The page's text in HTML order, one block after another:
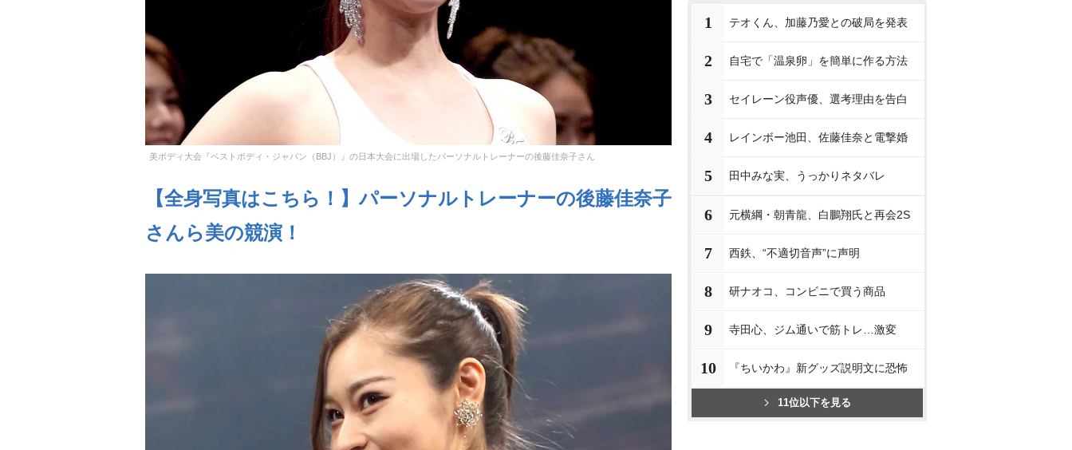
美ボディ大会『ベストボディ・ジャパン（BBJ）』の日本大会に出場したパーソナルトレーナーの後藤佳奈子さん
【全身写真はこちら！】パーソナルトレーナーの後藤佳奈子
さんら美の競演！
1 テオくん、加藤乃愛との破局を発表
2 自宅で「温泉卵」を簡単に作る方法
3 セイレーン役声優、選考理由を告白
4 レインボー池田、佐藤佳奈と電撃婚
5 田中みな実、うっかりネタバレ
6 元横綱・朝青龍、白鵬翔氏と再会2S
7 西鉄、“不適切音声”に声明
8 研ナオコ、コンビニで買う商品
9 寺田心、ジム通いで筋トレ…激変
10 『ちいかわ』新グッズ説明文に恐怖
11位以下を見る